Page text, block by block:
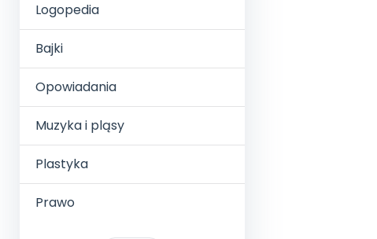
Logopedia
Bajki
Opowiadania
Muzyka i pląsy
Plastyka
Prawo